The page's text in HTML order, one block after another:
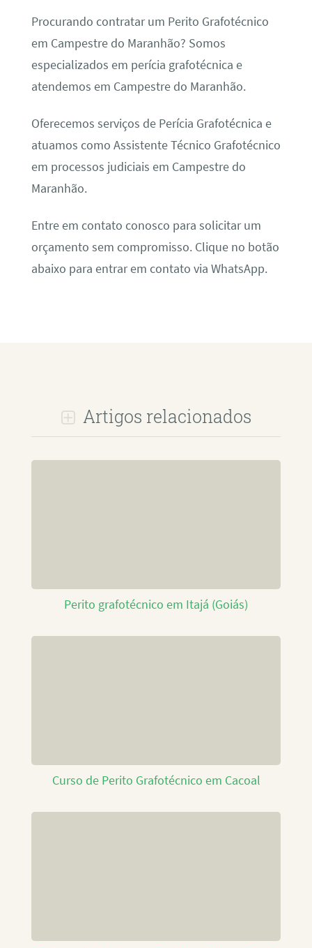
Procurando contratar um Perito Grafotécnico
em Campestre do Maranhão? Somos
especializados em perícia grafotécnica e
atendemos em Campestre do Maranhão.
Oferecemos serviços de Perícia Grafotécnica e
atuamos como Assistente Técnico Grafotécnico
em processos judiciais em Campestre do
Maranhão.
Entre em contato conosco para solicitar um
orçamento sem compromisso. Clique no botão
abaixo para entrar em contato via WhatsApp.
Artigos relacionados
Perito grafotécnico em Itajá (Goiás)
Curso de Perito Grafotécnico em Cacoal